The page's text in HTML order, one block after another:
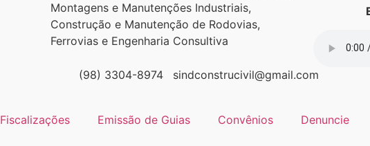
Montagens e Manutenções Industriais,
Construção e Manutenção de Rodovias,
Ferrovias e Engenharia Consultiva
(98) 3304-8974 sindconstrucivil@gmail.com
Fiscalizações Emissão de Guias Convênios Denuncie